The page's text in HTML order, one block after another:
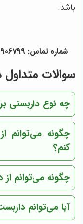
باشد.
شماره تماس: - 02122304640
سوالات
چه نوع داربستی
چگونه می‌توانم
کنم؟
چگونه می‌توانم
آیا می‌توانم